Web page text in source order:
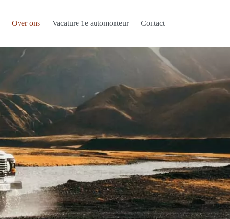
Over ons Vacature 1e automonteur Contact